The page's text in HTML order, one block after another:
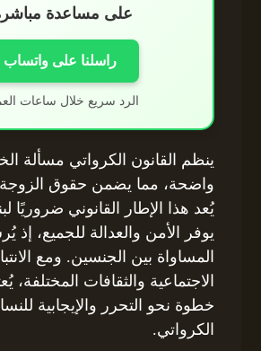
على مساعدة
راسلنا على واتساب
الرد سريع خلال ساعات
ينظم القانون الكرواتي مسألة
واضحة، مما يضمن حقوق الزوجة
يُعد هذا الإطار القانوني ضروريًا
يوفر الأمن والعدالة للجميع، إذ
المساواة بين الجنسين. ومع
الاجتماعية والثقافات المختلفة،
خطوة نحو التحرر والإيجابية
الكرواتي.